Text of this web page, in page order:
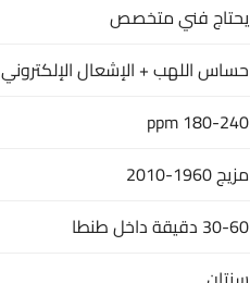
يحتاج فني متخصص
حساس اللهب + الإشعال الإلكتروني
180-240 ppm
مزيج 1960-2010
30-60 دقيقة داخل طنطا